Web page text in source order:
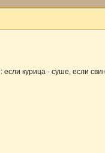
курица - суше, если